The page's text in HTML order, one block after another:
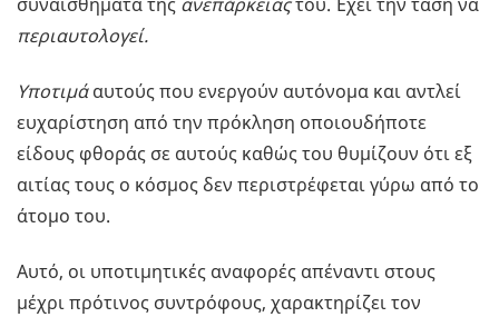
περιαυτολογεί.
Υποτιμάαυτούς που ενεργούν αυτόνομα και αντλεί
ευχαρίστηση από την πρόκληση οποιουδήποτε
είδους φθοράς σε αυτούς καθώς του θυμίζουν ότι εξ
αιτίας τους ο κόσμος δεν περιστρέφεται γύρω από το
άτομο του.
Αυτό, οι υποτιμητικές αναφορές απέναντι στους
μέχρι πρότινος συντρόφους, χαρακτηρίζει τον